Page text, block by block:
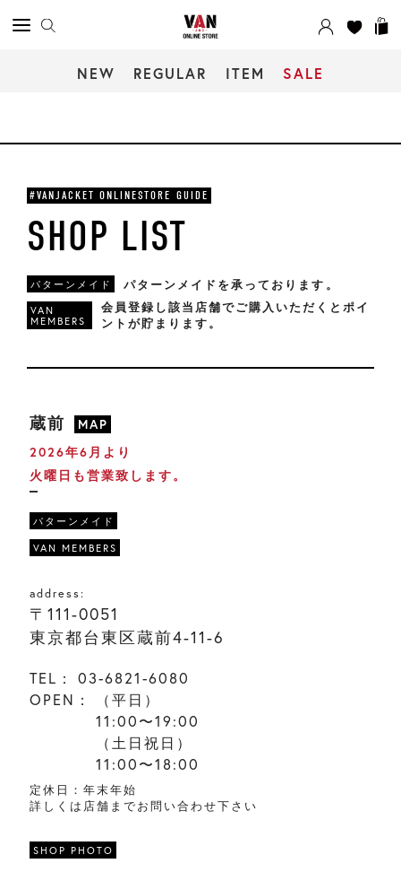
NEW REGULAR ITEM SALE
#VANJACKET ONLINESTORE GUIDE
SHOP LIST
パターンメイド パターンメイドを承っております。
VAN
MEMBERS
会員登録し該当店舗でご購入いただくとポイ
ントが貯まります。
蔵前
MAP
2026年6月より
火曜日も営業致します。
パターンメイド
VAN MEMBERS
address:
〒111-0051
東京都台東区蔵前4-11-6
TEL：
03-6821-6080
OPEN：
（平日）
11:00〜19:00
（土日祝日）
11:00〜18:00
定休日：年末年始
詳しくは店舗までお問い合わせ下さい
SHOP PHOTO